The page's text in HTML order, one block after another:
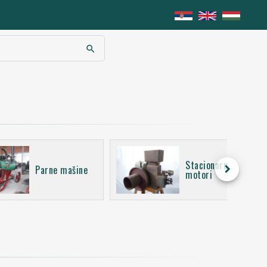
search
Parne mašine Stacionarni
motori keyboard_arrow_right